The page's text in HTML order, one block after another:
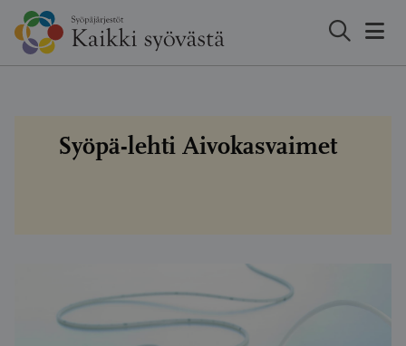
Hyppää
sisältöön
Syöpä-lehti Aivokasvaimet